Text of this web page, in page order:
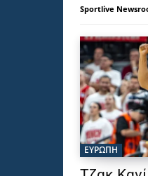
Sportlive
ΕΥΡΩΠΗ